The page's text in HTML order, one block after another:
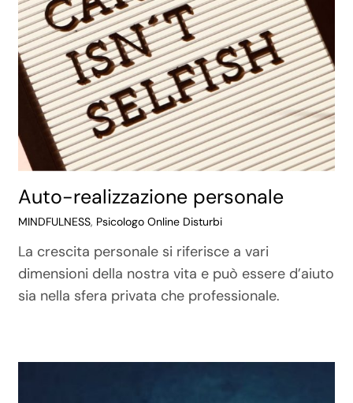
Auto-realizzazione personale
MINDFULNESS, Psicologo Online Disturbi
La crescita personale si riferisce a vari
dimensioni della nostra vita e può essere d’aiuto
sia nella sfera privata che professionale.